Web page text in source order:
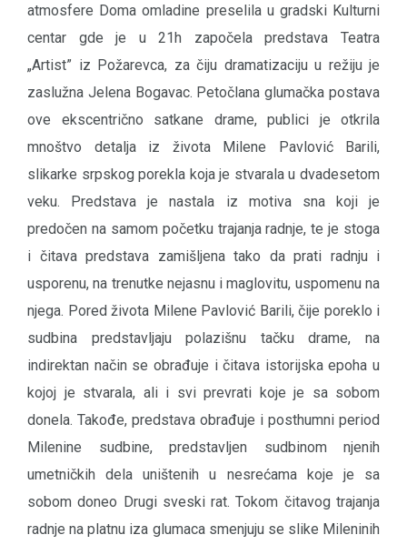
atmosfere Doma omladine preselila u gradski Kulturni
centar gde je u 21h započela predstava Teatra
„Artist” iz Požarevca, za čiju dramatizaciju u režiju je
zaslužna Jelena Bogavac. Petočlana glumačka postava
ove ekscentrično satkane drame, publici je otkrila
mnoštvo detalja iz života Milene Pavlović Barili,
slikarke srpskog porekla koja je stvarala u dvadesetom
veku. Predstava je nastala iz motiva sna koji je
predočen na samom početku trajanja radnje, te je stoga
i čitava predstava zamišljena tako da prati radnju i
usporenu, na trenutke nejasnu i maglovitu, uspomenu na
njega. Pored života Milene Pavlović Barili, čije poreklo i
sudbina predstavljaju polazišnu tačku drame, na
indirektan način se obrađuje i čitava istorijska epoha u
kojoj je stvarala, ali i svi prevrati koje je sa sobom
donela. Takođe, predstava obrađuje i posthumni period
Milenine sudbine, predstavljen sudbinom njenih
umetničkih dela uništenih u nesrećama koje je sa
sobom doneo Drugi sveski rat. Tokom čitavog trajanja
radnje na platnu iza glumaca smenjuju se slike Mileninih